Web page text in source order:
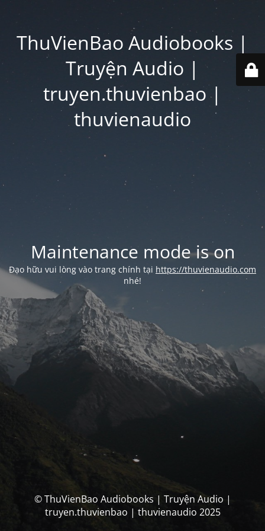
ThuVienBao Audiobooks |
Truyện Audio |
truyen.thuvienbao |
thuvienaudio
Maintenance mode is on
Đạo hữu vui lòng vào trang chính tại https://thuvienaudio.com
nhé!
© ThuVienBao Audiobooks | Truyện Audio |
truyen.thuvienbao | thuvienaudio 2025